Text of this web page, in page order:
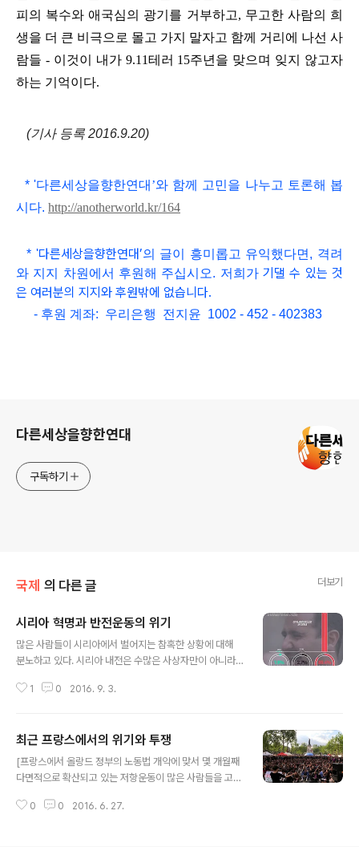
피의 복수와 애국심의 광기를 거부하고, 무고한 사람의 희
생을 더 큰 비극으로 몰고 가지 말자고 함께 거리에 나선 사
람들 - 이것이 내가 9.11테러 15주년을 맞으며 잊지 않고자
하는 기억이다.
(기사 등록 2016.9.20)
*'다른세상을향한연대 ’와 함께 고민을 나누고 토론해 봅
시다. http://anotherworld.kr/164
* '다른세상을향한연대’의 글이 흥미롭고 유익했다면, 격려
와 지지 차원에서 후원해 주십시오. 저희가기댈 수 있는 것
은 여러분의 지지와 후원밖에 없습니다.
- 후원 계좌: 우리은행 전지윤 1002 - 452 - 402383
다른세상을향한연대
구독하기
국제 의 다른 글 더보기
시리아 혁명과 반전운동의 위기
많은 사람들이 시리아에서 벌어지는 참혹한 상황에 대해
분노하고 있다. 시리아 내전은 수많은 사상자만이 아니라
대중들의 이런 분노와 동정심을 ‘지하디스트’에 대한 공포
운동’(Syria Solidarity Movement UK) 설립 멤버인 마
크 부쓰로이드(Mark Boothroyd)는 주류 반전운동이 잔
혹한 독재에 맞서 투쟁하는 시리아 혁명가들에게 별 도움
운동 내에서 논쟁과 비판의 맥락에서 쓰였지만, 이 글은 복
1 0 2016. 9. 3.
최근 프랑스에서의 위기와 투쟁
[프랑스에서 올랑드 정부의 노동법 개악에 맞서 몇 개월째
다면적으로 확산되고 있는 저항운동이 많은 사람들을 고무
(Leon Crémieux)가 배경을 설명한다. 그는 프랑스 연대
0 0 2016. 6. 27.